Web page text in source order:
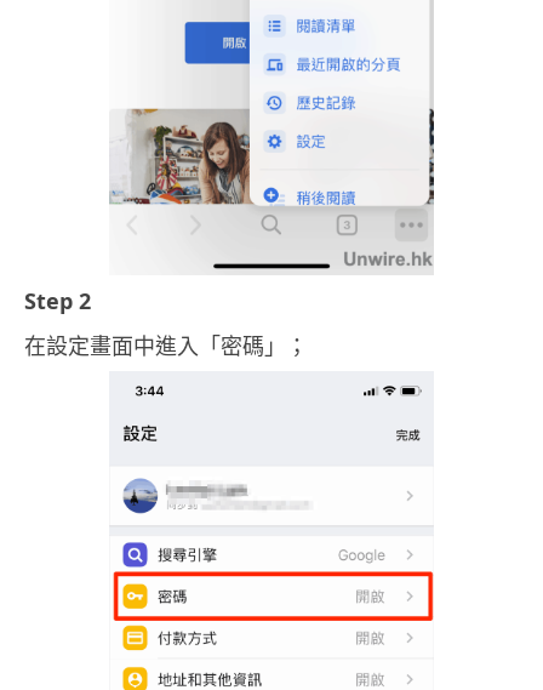
Step 2
在設定畫面中進入「密碼」；